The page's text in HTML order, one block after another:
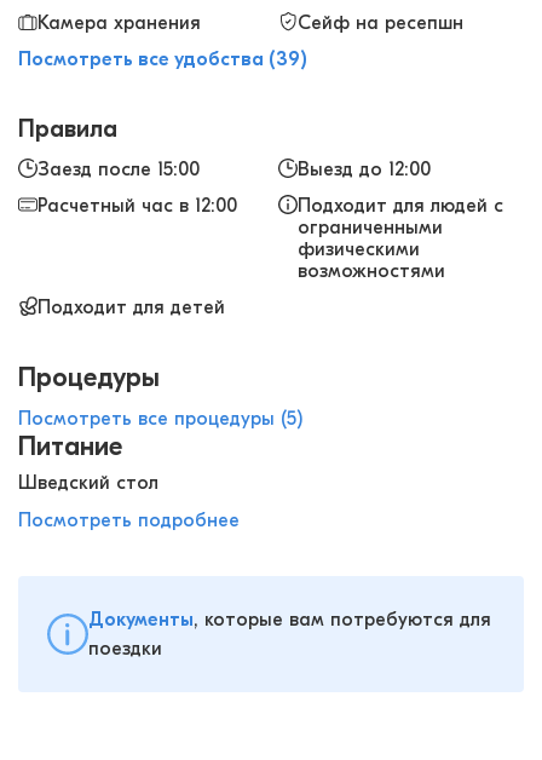
Камера хранения
Сейф на ресепшн
Посмотреть все удобства (39)
Правила
Заезд после 15:00
Выезд до 12:00
Расчетный час в 12:00
Подходит для людей с
ограниченными
физическими
возможностями
Подходит для детей
Процедуры
Посмотреть все процедуры (5)
Питание
Шведский стол
Посмотреть подробнее
Документы, которые вам потребуются для
поездки